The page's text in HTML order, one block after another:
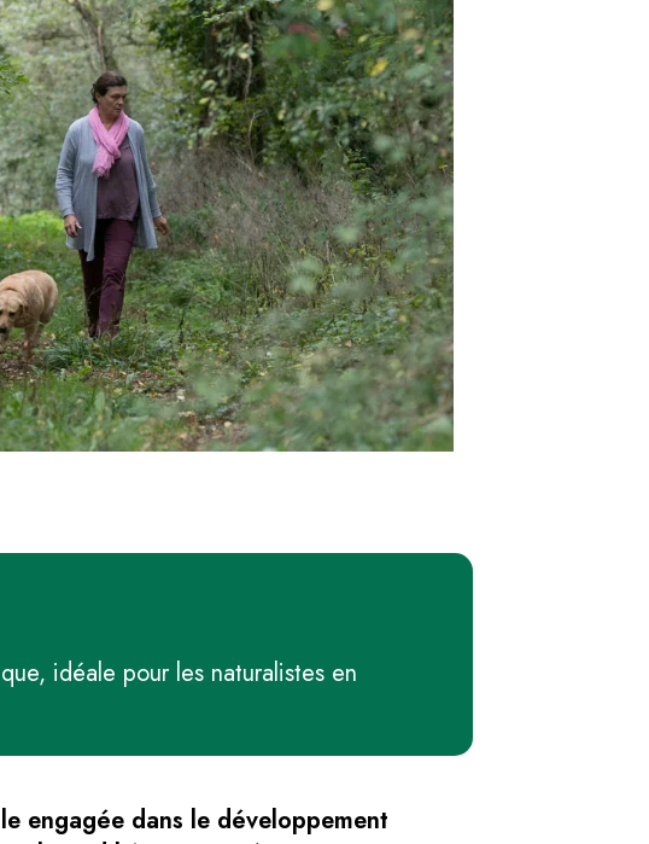
idéale pour les naturalistes en
engagée dans le développement